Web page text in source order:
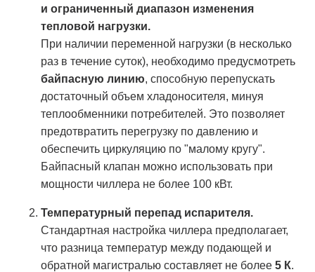
и ограниченный диапазон изменения
тепловой нагрузки.
При наличии переменной нагрузки (в несколько
раз в течение суток), необходимо предусмотреть
байпасную линию, способную перепускать
достаточный объем хладоносителя, минуя
теплообменники потребителей. Это позволяет
предотвратить перегрузку по давлению и
обеспечить циркуляцию по "малому кругу".
Байпасный клапан можно использовать при
мощности чиллера не более 100 кВт.
Температурный перепад испарителя.
Стандартная настройка чиллера предполагает,
что разница температур между подающей и
обратной магистралью составляет не более 5 К.